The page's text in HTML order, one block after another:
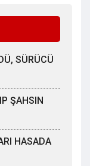
SÜRÜCÜ
ŞAHSIN
HASADA